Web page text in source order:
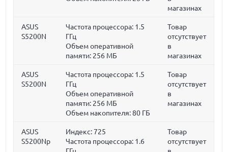
магазинах
ASUS
S5200N
Частота процессора: 1.5
ГГц
Объем оперативной
памяти: 256 МБ
Товар
отсутствует
в
магазинах
ASUS
S5200N
Частота процессора: 1.5
ГГц
Объем оперативной
памяти: 256 МБ
Объем накопителя:80 ГБ
Товар
отсутствует
в
магазинах
ASUS
S5200Np
Индекс: 725
Частота процессора: 1.6
Товар
отсутствует